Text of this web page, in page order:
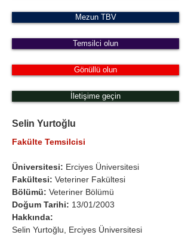
Mezun TBV
Temsilci olun
Gönüllü olun
İletişime geçin
Selin Yurtoğlu
Fakülte Temsilcisi
Üniversitesi: Erciyes Üniversitesi
Fakültesi: Veteriner Fakültesi
Bölümü: Veteriner Bölümü
Doğum Tarihi: 13/01/2003
Hakkında:
Selin Yurtoğlu, Erciyes Üniversitesi